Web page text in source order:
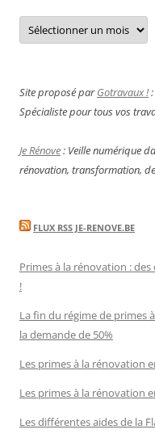
Archives
Site proposé parGotravaux !:
Spécialiste pour tous vos
Je Rénove: Veille numérique
rénovation, transformation,
FLUX RSS JE-RENOVE.BE
Primes à la rénovation :
!
La fin du régime de primes
la demande de 50%
Les primes à la rénovation
Les primes à la rénovation
Les différentes aides de la